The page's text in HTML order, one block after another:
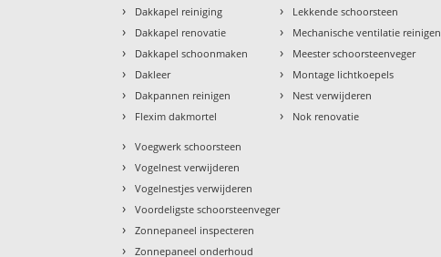
› Dakkapel reiniging
› Dakkapel renovatie
› Dakkapel schoonmaken
› Dakleer
› Dakpannen reinigen
› Flexim dakmortel
› Lekkende schoorsteen
› Mechanische ventilatie reinigen
› Meester schoorsteenveger
› Montage lichtkoepels
› Nest verwijderen
› Nok renovatie
› Voegwerk schoorsteen
› Vogelnest verwijderen
› Vogelnestjes verwijderen
› Voordeligste schoorsteenveger
› Zonnepaneel inspecteren
› Zonnepaneel onderhoud